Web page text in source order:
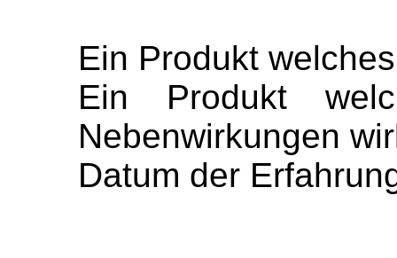
Ein Produkt
Ein Produkt
Nebenwirkungen
Datum der